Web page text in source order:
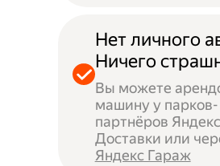
Нет личного
Ничего
Вы можете
машину у парков-
партнёров Яндекс
Доставки или
Яндекс Гараж